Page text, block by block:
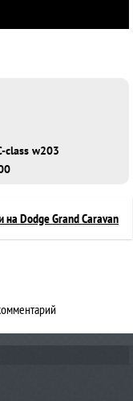
class w203
Dodge Grand Caravan